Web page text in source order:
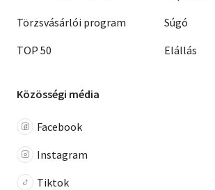
Törzsvásárlói program
TOP 50
Súgó
Elállás
Közösségi média
Facebook
Instagram
Tiktok